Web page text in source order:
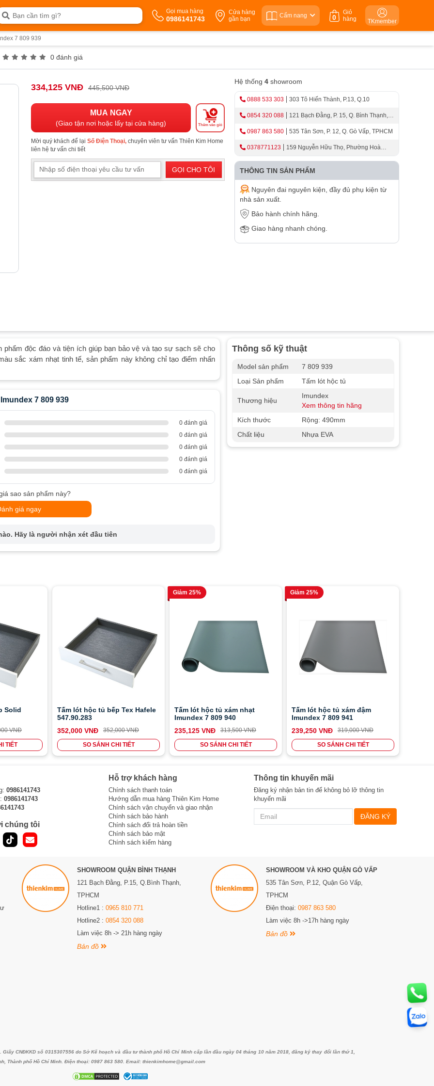
Gọi mua hàng
0986141743
Cửa hàng
gần bạn
Cẩm nang
Giỏ
hàng
0 TKmember
7 809 939
0 đánh giá
334,125 VNĐ 445,500 VNĐ
MUA NGAY
(Giao tận nơi hoặc lấy tại cửa hàng) Thêm vào giỏ
Mời quý khách để lại Số Điện Thoại, chuyên viên tư vấn Thiên Kim Home
liên hệ tư vấn chi tiết
GỌI CHO TÔI
Hệ thống 4 showroom
0888 533 303 303 Tô Hiến Thành, P.13, Q.10
0854 320 088
121 Bạch Đằng, P. 15, Q. Bình Thạnh,
TPHCM
0987 863 580 535 Tân Sơn, P. 12, Q. Gò Vấp, TPHCM
0378771123
159 Nguyễn Hữu Thọ, Phường Hoà
THÔNG TIN SẢN PHẨM
Nguyên đai nguyên kiện, đầy đủ phụ kiện từ
nhà sản xuất.
Bảo hành chính hãng.
Giao hàng nhanh chóng.
độc đáo và tiện ích giúp bạn bảo vệ và tạo sự sạch sẽ cho
sắc xám nhạt tinh tế, sản phẩm này không chỉ tạo điểm nhấn
7 809 939
0 đánh giá
0 đánh giá
0 đánh giá
0 đánh giá
0 đánh giá
sao sản phẩm này?
giá ngay
Hãy là người nhận xét đầu tiên
Thông số kỹ thuật
Model sản phẩm
7 809 939
Loại Sản phẩm
Tấm lót hộc tủ
Thương hiệu
Imundex
Xem thông tin hãng
Kích thước
Rộng: 490mm
Chất liệu
Nhựa EVA
Solid
VNĐ
TIẾT
Tấm lót hộc tủ bếp Tex Hafele
547.90.283
352,000 VNĐ
352,000 VNĐ
SO SÁNH CHI TIẾT
Giảm 25%
Tấm lót hộc tủ xám nhạt
Imundex 7 809 940
235,125 VNĐ
313,500 VNĐ
SO SÁNH CHI TIẾT
Giảm 25%
Tấm lót hộc tủ xám đậm
Imundex 7 809 941
239,250 VNĐ
319,000 VNĐ
SO SÁNH CHI TIẾT
0986141743
0986141743
chúng tôi
Hỗ trợ khách hàng
Chính sách thanh toán
Hướng dẫn mua hàng Thiên Kim Home
Chính sách vận chuyển và giao nhận
Chính sách bảo hành
Chính sách đổi trả hoàn tiền
Chính sách bảo mật
Chính sách kiểm hàng
Thông tin khuyến mãi
Đăng ký nhận bản tin để không bỏ lỡ thông tin
khuyến mãi
ĐĂNG KÝ
SHOWROOM QUẬN BÌNH THẠNH
121 Bạch Đằng, P.15, Q.Bình Thạnh,
TPHCM
Hotline1 : 0965 810 771
Hotline2 : 0854 320 088
Làm việc 8h -> 21h hàng ngày
Bản đồ
SHOWROOM VÀ KHO QUẬN GÒ VẤP
535 Tân Sơn, P.12, Quận Gò Vấp,
TPHCM
Điện thoại: 0987 863 580
Làm việc 8h ->17h hàng ngày
Bản đồ
Giấy CNĐKKD số 0315307556 do Sở Kế hoạch và đầu tư thành phố Hồ Chí Minh cấp lần đầu ngày 04 tháng 10 năm 2018, đăng ký thay đổi lần thứ 1,
Thành phố Hồ Chí Minh. Điện thoại: 0987 863 580. Email: thienkimhome@gmail.com